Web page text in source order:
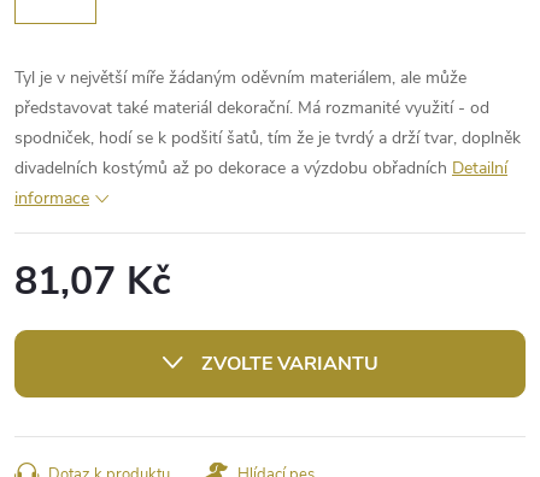
Tyl je v největší míře žádaným oděvním materiálem, ale může
představovat také materiál dekorační. Má rozmanité využití - od
spodniček, hodí se k podšití šatů, tím že je tvrdý a drží tvar, doplněk
divadelních kostýmů až po dekorace a výzdobu obřadních Detailní
informace
81,07 Kč
cena:
ZVOLTE VARIANTU